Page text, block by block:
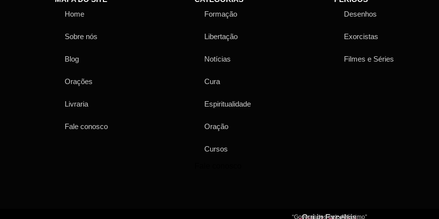
Home
Sobre nós
Blog
Orações
Livraria
Fale conosco
Formação
Libertação
Notícias
Cura
Espiritualidade
Oração
Cursos
Desenhos
Exorcistas
Filmes e Séries
Qui in Excelsis
“Governados pelo Altíssimo”